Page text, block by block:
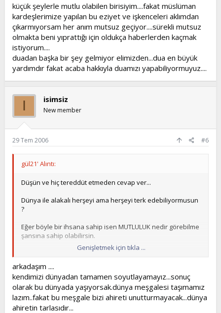
küçük şeylerle mutlu olabilen birisiyim....fakat müslüman
kardeşlerimize yapılan bu eziyet ve işkenceleri aklımdan
çıkarmıyorsam her anım mutsuz geçiyor....sürekli mutsuz
olmakta beni yıprattığı için oldukça haberlerden kaçmak
istiyorum....
duadan başka bir şey gelmiyor elimizden...dua en büyük
yardımdır fakat acaba hakkıyla duamızı yapabiliyormuyuz....
I isimsiz
New member
29 Tem 2006 #6
gül21' Alıntı:
Düşün ve hiç tereddüt etmeden cevap ver...
Dünya ile alakalı herşeyi ama herşeyi terk edebiliyormusun
?
Eğer böyle bir ihsana sahip isen MUTLULUK nedir görebilme
şansına sahip olabilirsin.
Zerre kadar dünya meşgalesi aklında var ise mutluluk
dediğin anlık birşeydir efendim, gelir ve giderrrrrrrrrrrr.
Genişletmek için tıkla ...
arkadaşım ....
kendimizi dünyadan tamamen soyutlayamayız...sonuç
olarak bu dünyada yaşıyorsak.dünya meşgalesi taşımamız
lazım..fakat bu meşgale bizi ahireti unutturmayacak...dünya
ahiretin tarlasıdır...